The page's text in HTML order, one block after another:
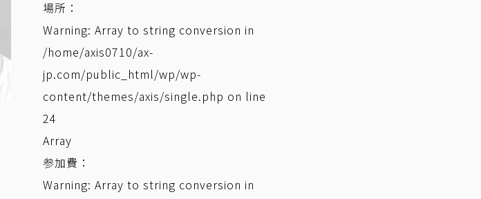
場所：
Warning: Array to string conversion in
/home/axis0710/ax-
jp.com/public_html/wp/wp-
content/themes/axis/single.php on line
24
Array
参加費：
Warning: Array to string conversion in